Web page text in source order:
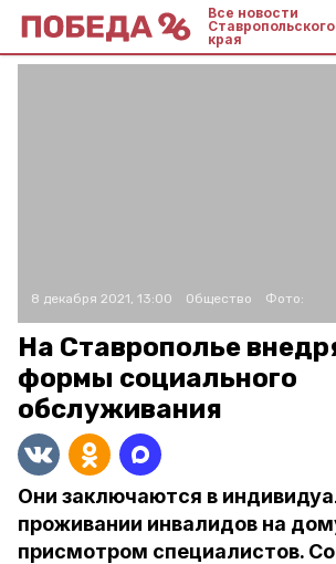
Все новости
Ставропольского
края
8 декабря 2021, 13:00 Общество Фото:
На Ставрополье
формы социального
обслуживания
Они заключаются в
проживании инвалидов на
присмотром специалистов.